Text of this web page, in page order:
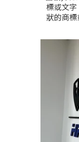
標或文
狀的商
牌、門
防水，
CP值高
有鏡
銀、玫